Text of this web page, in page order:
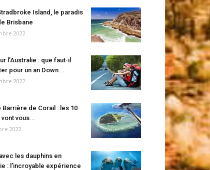
Island, le paradis
Brisbane
2022
l’Australie : que faut-il
pour un an Down...
2022
Barrière de Corail : les 10
vous...
2022
les dauphins en
: l’incroyable expérience